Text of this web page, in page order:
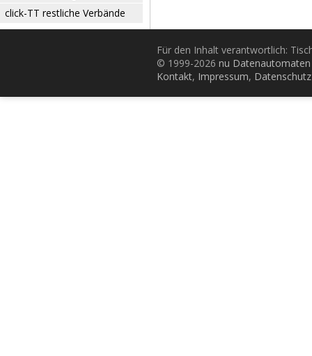
click-TT restliche Verbände
Für den Inhalt verantwortlich:
© 1999-2026 nu
Kontakt, Impressum, Datenschutz